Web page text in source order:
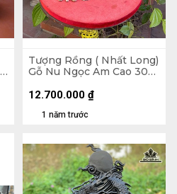
Tượng Rồng ( Nhất Long)
Gỗ Nu Ngọc Am Cao 30
1 năm trước
12.700.000 ₫